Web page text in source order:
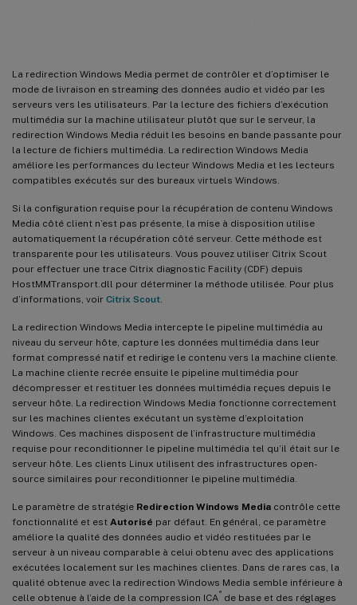
La redirection Windows Media permet de contrôler et d’optimiser le
mode de livraison en streaming des données audio et vidéo par les
serveurs vers les utilisateurs. Par la lecture des fichiers d’exécution
multimédia sur la machine utilisateur plutôt que sur le serveur, la
redirection Windows Media réduit les besoins en bande passante pour
la lecture de fichiers multimédia. La redirection Windows Media
améliore les performances du lecteur Windows Media et les lecteurs
compatibles exécutés sur des bureaux virtuels Windows.
Si la configuration requise pour la récupération de contenu Windows
Media côté client n’est pas présente, la mise à disposition utilise
automatiquement la récupération côté serveur. Cette méthode est
transparente pour les utilisateurs. Vous pouvez utiliser Citrix Scout
pour effectuer une trace Citrix diagnostic Facility (CDF) depuis
HostMMTransport.dll pour déterminer la méthode utilisée. Pour plus
d’informations, voir Citrix Scout
La redirection Windows Media intercepte le pipeline multimédia au
niveau du serveur hôte, capture les données multimédia dans leur
format compressé natif et redirige le contenu vers la machine cliente.
La machine cliente recrée ensuite le pipeline multimédia pour
décompresser et restituer les données multimédia reçues depuis le
serveur hôte. La redirection Windows Media fonctionne correctement
sur les machines clientes exécutant un système d’exploitation
Windows. Ces machines disposent de l’infrastructure multimédia
requise pour reconditionner le pipeline multimédia tel qu’il était sur le
serveur hôte. Les clients Linux utilisent des infrastructures open-
source similaires pour reconditionner le pipeline multimédia.
Le paramètre de stratégie Redirection Windows Media contrôle cette
fonctionnalité et est Autorisé par défaut. En général, ce paramètre
améliore la qualité des données audio et vidéo restituées par le
serveur à un niveau comparable à celui obtenu avec des applications
exécutées localement sur les machines clientes. Dans de rares cas, la
qualité obtenue avec la redirection Windows Media semble inférieure à
celle obtenue à l’aide de la compression ICA®
de base et des réglages